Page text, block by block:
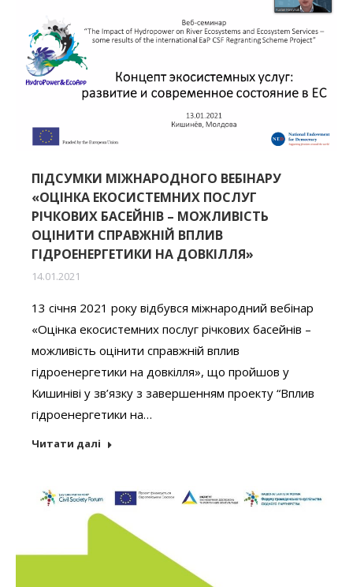
ПІДСУМКИ МІЖНАРОДНОГО ВЕБІНАРУ
«ОЦІНКА ЕКОСИСТЕМНИХ ПОСЛУГ
РІЧКОВИХ БАСЕЙНІВ – МОЖЛИВІСТЬ
ОЦІНИТИ СПРАВЖНІЙ ВПЛИВ
ГІДРОЕНЕРГЕТИКИ НА ДОВКІЛЛЯ»
14.01.2021
13 січня 2021 року відбувся міжнародний вебінар
«Оцінка екосистемних послуг річкових басейнів –
можливість оцінити справжній вплив
гідроенергетики на довкілля», що пройшов у
Кишиніві у зв’язку з завершенням проекту “Вплив
гідроенергетики на…
Читати далі